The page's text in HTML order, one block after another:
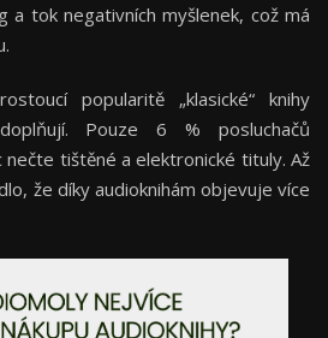
a tok negativních myšlenek, což má
popularitě „klasické“ knihy
Pouze 6 % posluchačů
tištěné a elektronické tituly. Až
že díky audioknihám objevuje více